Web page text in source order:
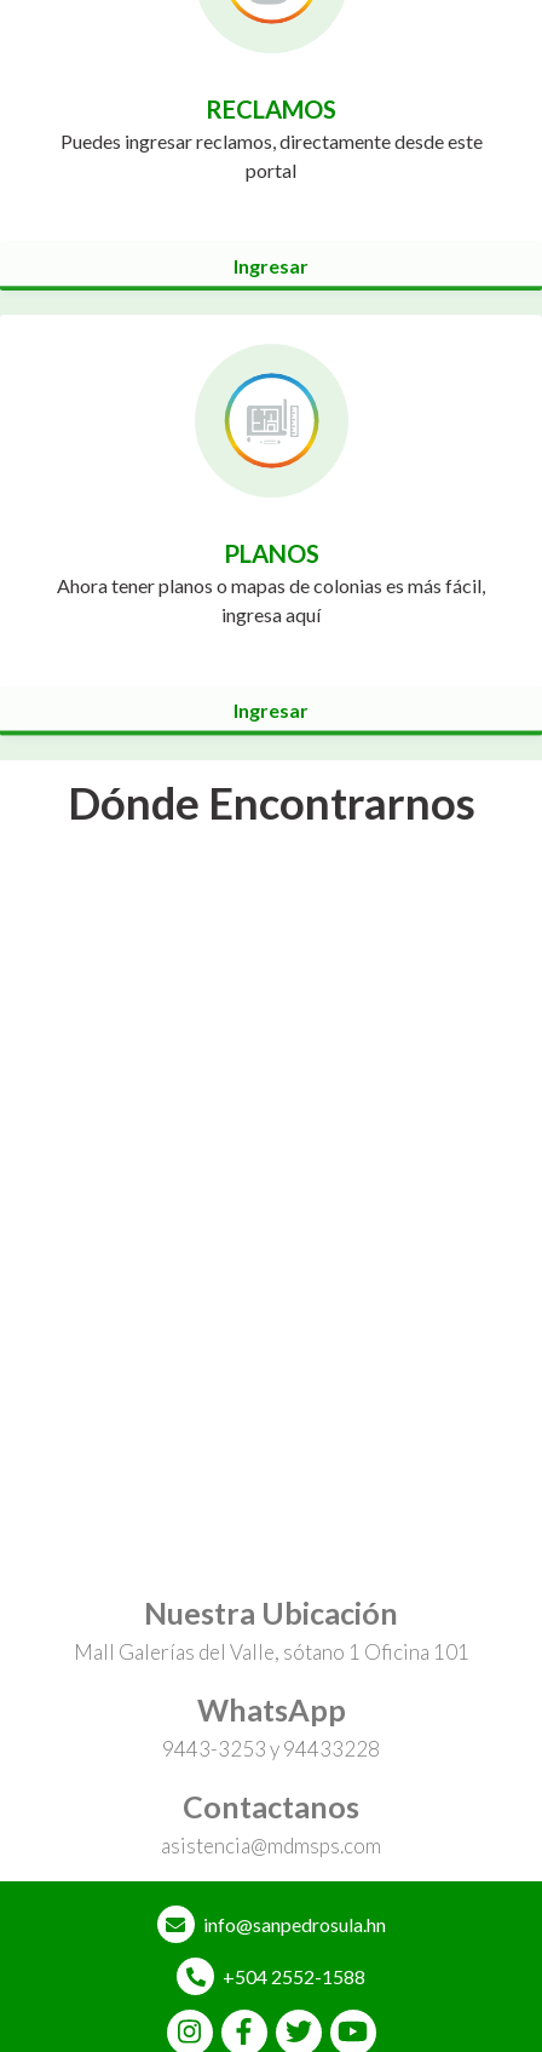
RECLAMOS
Puedes ingresar reclamos, directamente desde este
portal
Ingresar
PLANOS
Ahora tener planos o mapas de colonias es más fácil,
ingresa aquí
Ingresar
Dónde Encontrarnos
Nuestra Ubicación
Mall Galerías del Valle, sótano 1 Oficina 101
WhatsApp
9443-3253 y 94433228
Contactanos
asistencia@mdmsps.com
info@sanpedrosula.hn
+504 2552-1588